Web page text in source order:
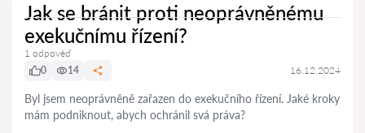
Jak se bránit proti neoprávněnému
exekučnímu řízení?
1 odpověď
0
14 16.12.2024
Byl jsem neoprávněně zařazen do exekučního řízení. Jaké kroky
mám podniknout, abych ochránil svá práva?